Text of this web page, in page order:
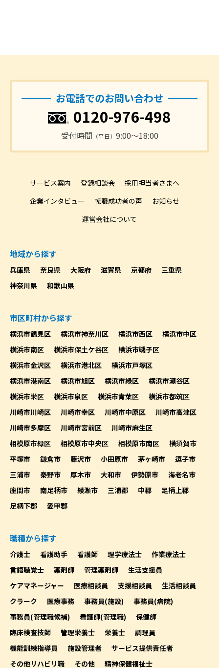
お電話でのお問い合わせ
0120-976-498
受付時間 （平日） 9:00〜18:00
サービス案内 登録相談会
採用担当者さまへ
企業インタビュー
転職成功者の声
お知らせ
運営会社について
地域から探す
兵庫県 奈良県 大阪府 滋賀県 京都府
三重県
神奈川県
和歌山県
市区町村から探す
横浜市鶴見区 横浜市神奈川区 横浜市西区
横浜市中区
横浜市南区
横浜市保土ケ谷区
横浜市磯子区
横浜市金沢区
横浜市港北区
横浜市戸塚区
横浜市港南区
横浜市旭区 横浜市緑区
横浜市瀬谷区
横浜市栄区
横浜市泉区 横浜市青葉区
横浜市都筑区
川崎市川崎区
川崎市幸区 川崎市中原区
川崎市高津区
川崎市多摩区
川崎市宮前区
川崎市麻生区
相模原市緑区
相模原市中央区 相模原市南区
横須賀市
平塚市
鎌倉市 藤沢市 小田原市 茅ヶ崎市
逗子市
三浦市
秦野市 厚木市 大和市 伊勢原市
海老名市
座間市
南足柄市 綾瀬市 三浦郡 中郡
足柄上郡
足柄下郡
愛甲郡
職種から探す
介護士 看護助手 看護師 理学療法士
作業療法士
言語聴覚士
薬剤師 管理薬剤師
生活支援員
ケアマネージャー
医療相談員 支援相談員
生活相談員
クラーク
医療事務 事務員(施設)
事務員(病院)
事務員(管理職候補)
看護師(管理職)
保健師
臨床検査技師
管理栄養士 栄養士
調理員
機能訓練指導員
施設管理者
サービス提供責任者
その他リハビリ職
その他 精神保健福祉士